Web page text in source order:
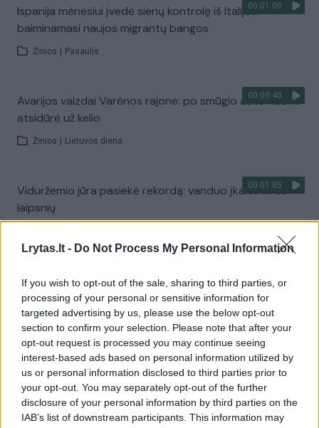
Lrytas.lt - Do Not Process My Personal Information
If you wish to opt-out of the sale, sharing to third parties, or
processing of your personal or sensitive information for
targeted advertising by us, please use the below opt-out
section to confirm your selection. Please note that after your
opt-out request is processed you may continue seeing
interest-based ads based on personal information utilized by
us or personal information disclosed to third parties prior to
your opt-out. You may separately opt-out of the further
disclosure of your personal information by third parties on the
IAB’s list of downstream participants. This information may
00:01:00
Ispanija mėnesiui įvedė sienų kontrolę iš Italijos:
baiminamasi naujos migrantų bangos
Žinios Pasaulis
00:00:40
Avarijos vaizdai Varėnos rajone: po smūgio automobilis
atsidūrė už kelio
Žinios Lietuvos diena
00:01:05
Viduržemio jūra pasiekė rekordą: vanduo įkaito iki 33
laipsnių
Visi įrašai
Žiūrimiausi įrašai
00:00:30
Vaizdai iš tragiškos avarijos Vilniaus r.: dviejų moterų ir
vaiko gyvybių išgelbėti nepavyko